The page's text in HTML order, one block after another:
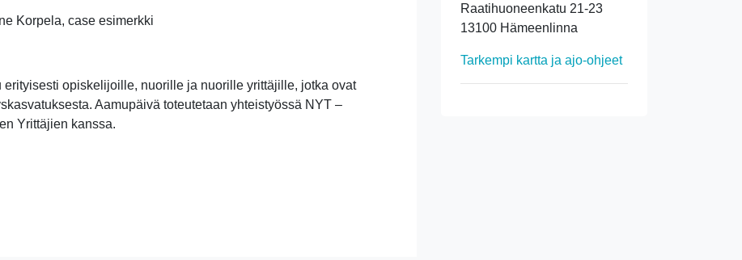
Korpela, case esimerkki
opiskelijoille, nuorille ja nuorille yrittäjille, jotka ovat
Aamupäivä toteutetaan yhteistyössä NYT –
Yrittäjien kanssa.
Raatihuoneenkatu 21-23
13100 Hämeenlinna
Tarkempi kartta ja ajo-ohjeet